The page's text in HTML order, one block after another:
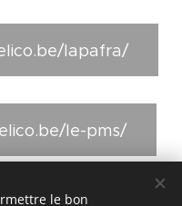
lapafra/
le-pms/
le bon